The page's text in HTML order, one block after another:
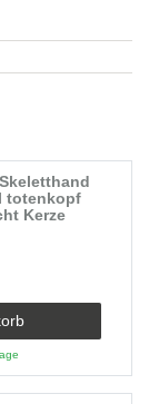
totenkopf
Kerze